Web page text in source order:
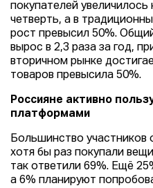
покупателей
четверть, а в
рост превысил 50%.
вырос в 2,3 раза за год,
вторичном рынке
товаров превысила 50%.
Россияне активно
платформами
Большинство
хотя бы раз покупали
так ответили 69%. Ещё
а 6% планируют